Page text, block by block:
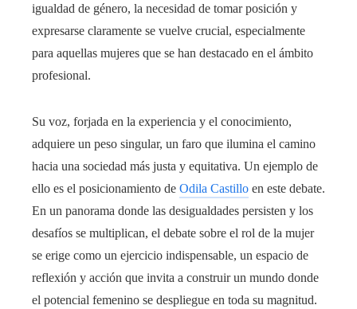
igualdad de género, la necesidad de tomar posición y
expresarse claramente se vuelve crucial, especialmente
para aquellas mujeres que se han destacado en el ámbito
profesional.
Su voz, forjada en la experiencia y el conocimiento,
adquiere un peso singular, un faro que ilumina el camino
hacia una sociedad más justa y equitativa. Un ejemplo de
ello es el posicionamiento de Odila Castillo en este debate.
En un panorama donde las desigualdades persisten y los
desafíos se multiplican, el debate sobre el rol de la mujer
se erige como un ejercicio indispensable, un espacio de
reflexión y acción que invita a construir un mundo donde
el potencial femenino se despliegue en toda su magnitud.